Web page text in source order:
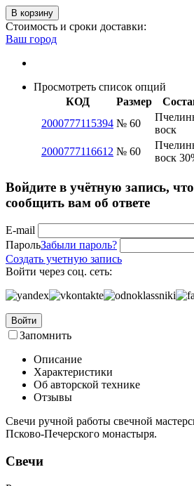
В корзину
Стоимость и сроки доставки:
Ваш город
Просмотреть список опций
КОД
Размер
2000777115394 № 60
воск
2000777116612 № 60
воск
Войдите в учётную запись,
сообщить вам об ответе
E-mail
ПарольЗабыли пароль?
Создать учетную запись
Войти через соц. сеть:
Войти
Запомнить
Описание
Характеристики
Об авторской технике
Отзывы
Свечи ручной работы свечной
Псково-Печерского монастыря.
Свечи